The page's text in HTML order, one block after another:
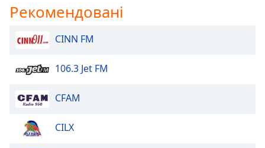
Area
Opacity
Рекомендовані
CINN FM
106.3 Jet FM
CFAM
CILX